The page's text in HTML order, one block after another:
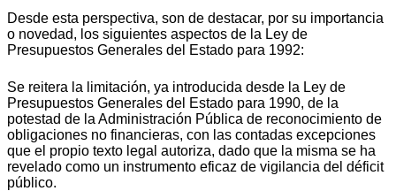
Desde esta perspectiva, son de destacar, por su importancia
o novedad, los siguientes aspectos de la Ley de
Presupuestos Generales del Estado para 1992:
Se reitera la limitación, ya introducida desde la Ley de
Presupuestos Generales del Estado para 1990, de la
potestad de la Administración Pública de reconocimiento de
obligaciones no financieras, con las contadas excepciones
que el propio texto legal autoriza, dado que la misma se ha
revelado como un instrumento eficaz de vigilancia del déficit
público.